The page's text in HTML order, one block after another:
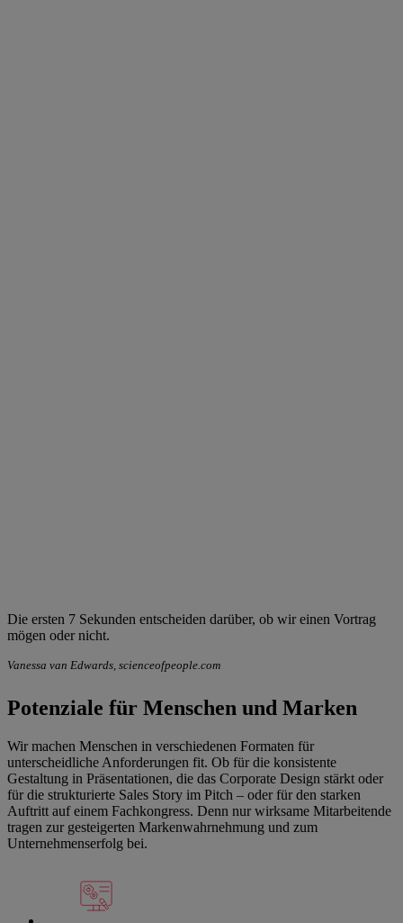
Die ersten 7 Sekunden entscheiden darüber, ob wir einen Vortrag
mögen oder nicht.
Vanessa van Edwards, scienceofpeople.com
Potenziale für Menschen und Marken
Wir machen Menschen in verschiedenen Formaten für
unterscheidliche Anforderungen fit. Ob für die konsistente
Gestaltung in Präsentationen, die das Corporate Design stärkt oder
für die strukturierte Sales Story im Pitch – oder für den starken
Auftritt auf einem Fachkongress. Denn nur wirksame Mitarbeitende
tragen zur gesteigerten Markenwahrnehmung und zum
Unternehmenserfolg bei.